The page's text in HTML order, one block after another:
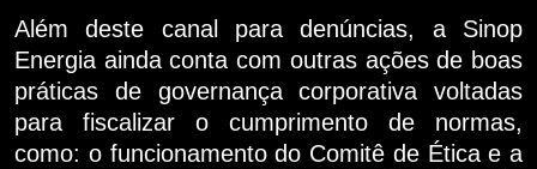
Além deste canal para denúncias, a Sinop
Energia ainda conta com outras ações de boas
práticas de governança corporativa voltadas
para fiscalizar o cumprimento de normas,
como: o funcionamento do Comitê de Ética e a